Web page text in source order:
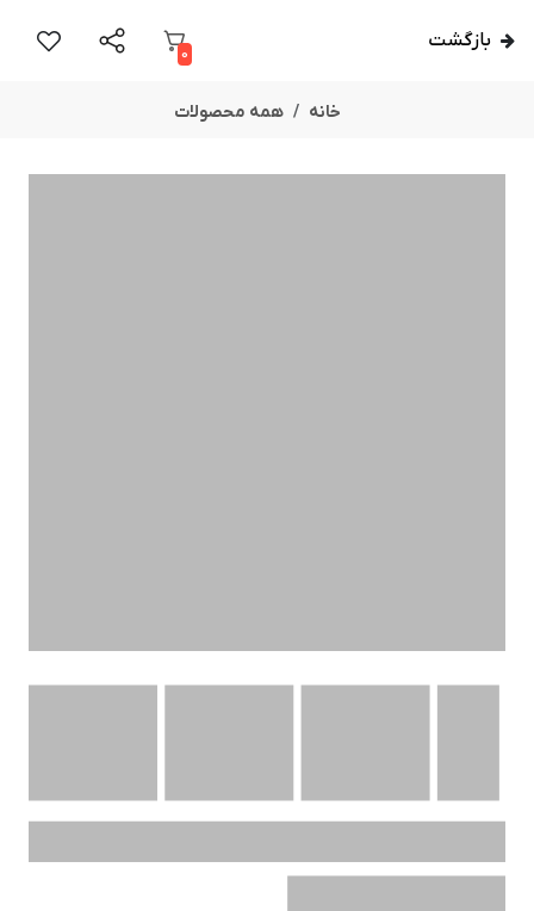
بازگشت
0
خانه همه محصولات